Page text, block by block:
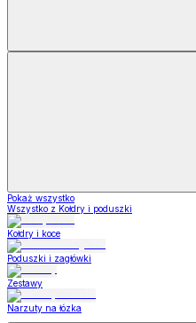
Pokaż wszystko
Wszystko z Kołdry i poduszki
Kołdry i koce
Poduszki i zagłówki
Zestawy
Narzuty na łózka